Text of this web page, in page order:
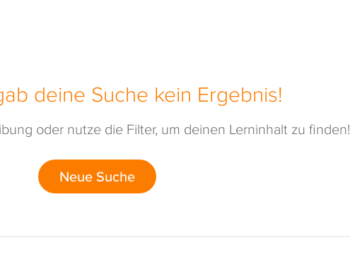
deine Suche kein Ergebnis!
oder nutze die Filter, um deinen Lerninhalt zu finden!
Neue Suche